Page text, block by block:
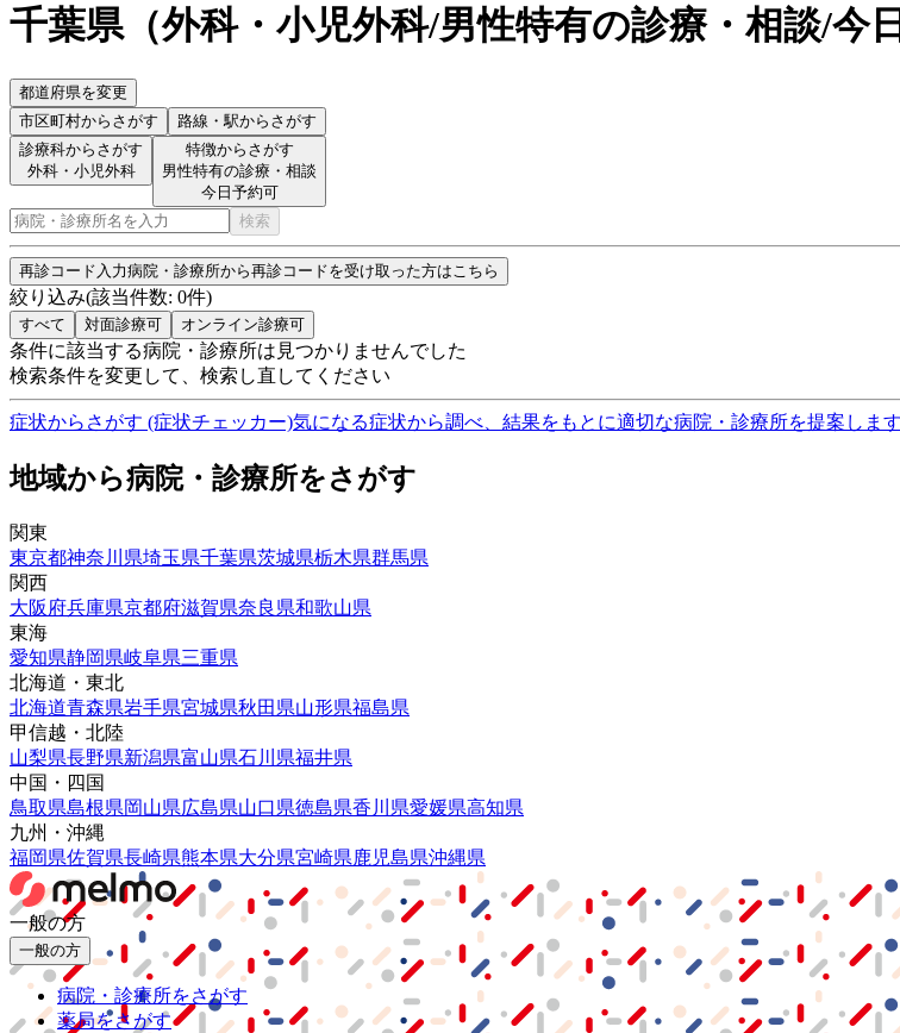
千葉県（外科・小児外科/男性特有の診療・相談/今
都道府県を変更
市区町村からさがす 路線・駅からさがす
診療科からさがす
外科・小児外科
特徴からさがす
男性特有の診療・相談
今日予約可
検索
再診コード入力病院・診療所から再診コードを受け取った方はこちら
絞り込み(該当件数: 0件)
すべて 対面診療可 オンライン診療可
条件に該当する病院・診療所は見つかりませんでした
検索条件を変更して、検索し直してください
症状からさがす (症状チェッカー)気になる症状から調べ、結果をもとに適切な病院・診療所を提案します
地域から病院・診療所をさがす
関東
東京都神奈川県埼玉県千葉県茨城県栃木県群馬県
関西
大阪府兵庫県京都府滋賀県奈良県和歌山県
東海
愛知県静岡県岐阜県三重県
北海道・東北
北海道青森県岩手県宮城県秋田県山形県福島県
甲信越・北陸
山梨県長野県新潟県富山県石川県福井県
中国・四国
鳥取県島根県岡山県広島県山口県徳島県香川県愛媛県高知県
九州・沖縄
福岡県佐賀県長崎県熊本県大分県宮崎県鹿児島県沖縄県
一般の方
一般の方
病院・診療所をさがす
薬局をさがす